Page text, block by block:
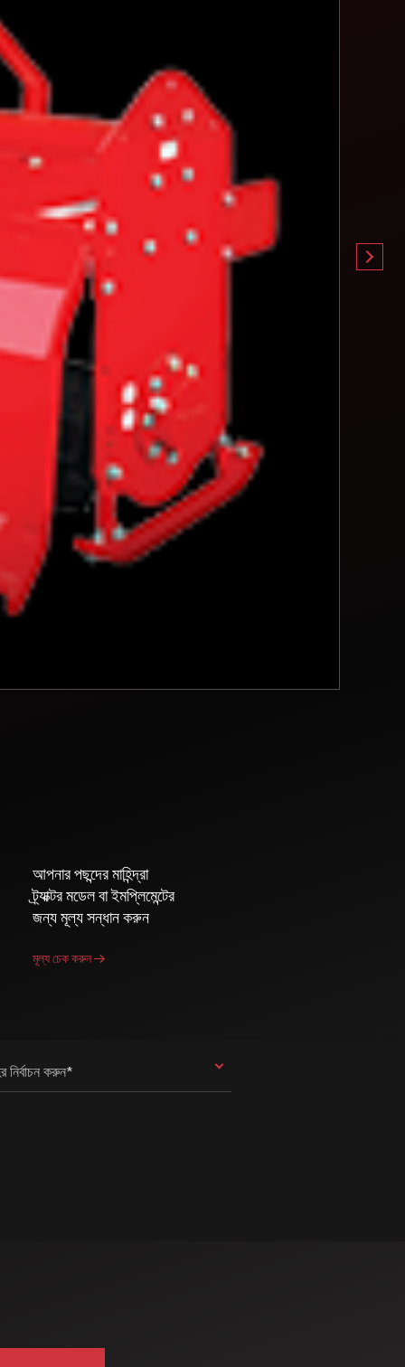
আপনার পছন্দের মাহিন্দ্রা
ট্র্যাক্টর মডেল বা ইমপ্লিমেন্টের
জন্য মূল্য সন্ধান করুন
মূল্য চেক করুন
নির্বাচন করুন*